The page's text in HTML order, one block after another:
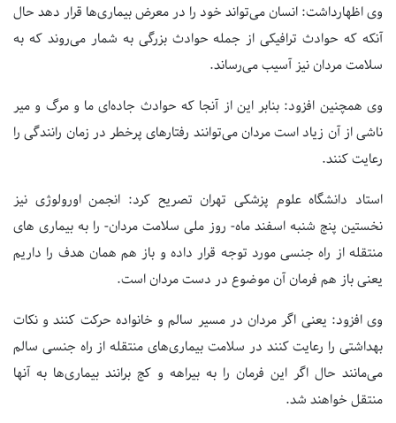
وی اظهارداشت: انسان می‌تواند خود را در معرض بیماری‌ها قرار دهد حال
آنکه که حوادث ترافیکی از جمله حوادث بزرگی به شمار می‌روند که به
سلامت مردان نیز آسیب می‌رساند.
وی همچنین افزود: بنابر این از آنجا که حوادث جاده‌ای ما و مرگ و میر
ناشی از آن زیاد است مردان می‌توانند رفتارهای پرخطر در زمان رانندگی را
رعایت کنند.
استاد دانشگاه علوم پزشکی تهران تصریح کرد: انجمن اورولوژی نیز
نخستین پنج شنبه اسفند ماه- روز ملی سلامت مردان- را به بیماری های
منتقله از راه جنسی مورد توجه قرار داده و باز هم همان هدف را داریم
یعنی باز هم فرمان آن موضوع در دست مردان است.
وی افزود: یعنی اگر مردان در مسیر سالم و خانواده حرکت کنند و نکات
بهداشتی را رعایت کنند در سلامت بیماری‌های منتقله از راه جنسی سالم
می‌مانند حال اگر این فرمان را به بیراهه و کج برانند بیماری‌ها به آنها
منتقل خواهند شد.